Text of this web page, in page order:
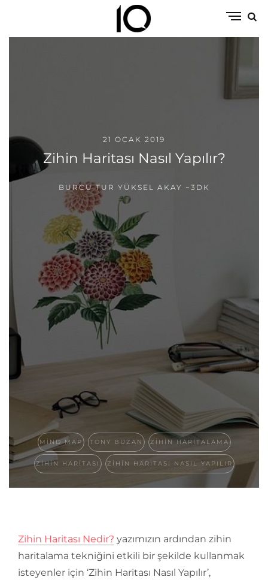
21 OCAK 2019
Zihin Haritası Nasıl Yapılır?
BURCU TUR YÜKSEL AKAY ~3DK
MIND MAP TONY BUZAN ZIHIN HARITALAMA
ZIHIN HARITASI ZIHIN HARITASI NASIL YAPILIR
Zihin Haritası Nedir? yazımızın ardından zihin
haritalama tekniğini etkili bir şekilde kullanmak
isteyenler için ‘Zihin Haritası Nasıl Yapılır’,